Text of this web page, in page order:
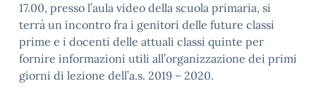
17.00, presso l’aula video della scuola primaria, si
terrà un incontro fra i genitori delle future classi
prime e i docenti delle attuali classi quinte per
fornire informazioni utili all’organizzazione dei primi
giorni di lezione dell’a.s. 2019 – 2020.